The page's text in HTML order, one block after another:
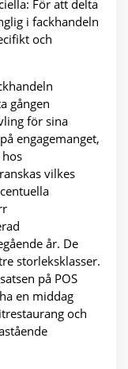
För att delta
i fackhandeln
och
gången
för sina
engagemanget,
vilkes
år. De
storleksklasser.
på POS
en middag
och